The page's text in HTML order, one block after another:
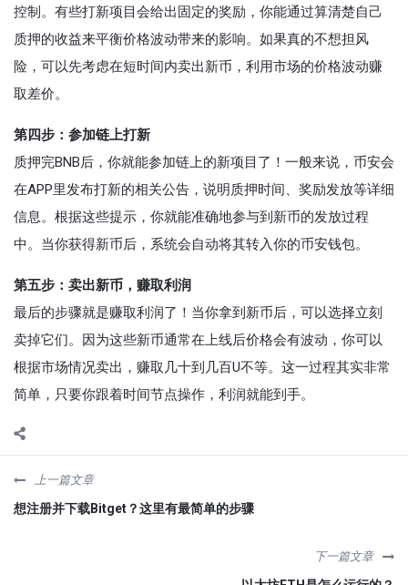
控制。有些打新项目会给出固定的奖励，你能通过算清楚自己
质押的收益来平衡价格波动带来的影响。如果真的不想担风
险，可以先考虑在短时间内卖出新币，利用市场的价格波动赚
取差价。
第四步：参加链上打新
质押完BNB后，你就能参加链上的新项目了！一般来说，币安会
在APP里发布打新的相关公告，说明质押时间、奖励发放等详细
信息。根据这些提示，你就能准确地参与到新币的发放过程
中。当你获得新币后，系统会自动将其转入你的币安钱包。
第五步：卖出新币，赚取利润
最后的步骤就是赚取利润了！当你拿到新币后，可以选择立刻
卖掉它们。因为这些新币通常在上线后价格会有波动，你可以
根据市场情况卖出，赚取几十到几百U不等。这一过程其实非常
简单，只要你跟着时间节点操作，利润就能到手。
上一篇文章
想注册并下载Bitget？这里有最简单的步骤
下一篇文章